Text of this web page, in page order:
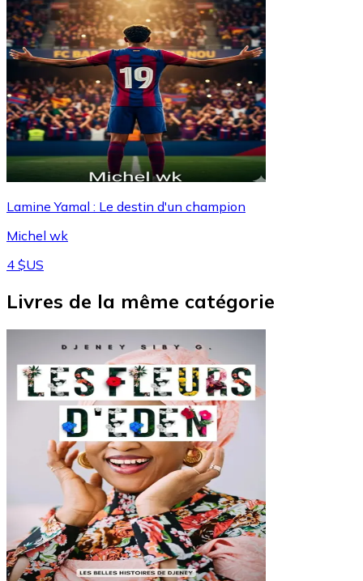
Lamine Yamal : Le destin d'un champion
Michel wk
4 $US
Livres de la même catégorie